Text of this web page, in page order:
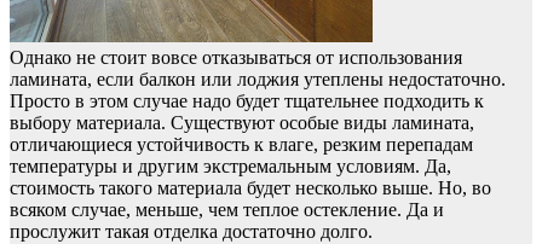
Однако не стоит вовсе отказываться от использования
ламината, если балкон или лоджия утеплены недостаточно.
Просто в этом случае надо будет тщательнее подходить к
выбору материала. Существуют особые виды ламината,
отличающиеся устойчивость к влаге, резким перепадам
температуры и другим экстремальным условиям. Да,
стоимость такого материала будет несколько выше. Но, во
всяком случае, меньше, чем теплое остекление. Да и
прослужит такая отделка достаточно долго.